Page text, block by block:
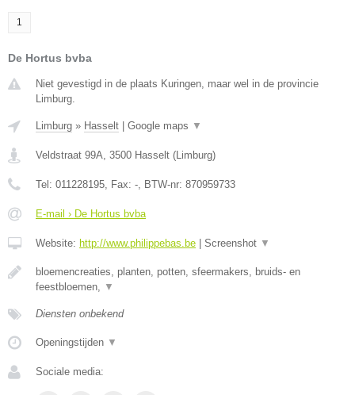
1
De Hortus bvba
Niet gevestigd in de plaats Kuringen, maar wel in de provincie
Limburg.
Limburg » Hasselt Google maps ▼
Veldstraat 99A, 3500 Hasselt (Limburg)
Tel: 011228195, Fax: -, BTW-nr: 870959733
E-mail › De Hortus bvba
Website: http://www.philippebas.be Screenshot ▼
bloemencreaties, planten, potten, sfeermakers, bruids- en
feestbloemen, ▼
Diensten onbekend
Openingstijden ▼
Sociale media: